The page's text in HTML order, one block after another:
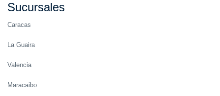
Sucursales
Caracas
La Guaira
Valencia
Maracaibo